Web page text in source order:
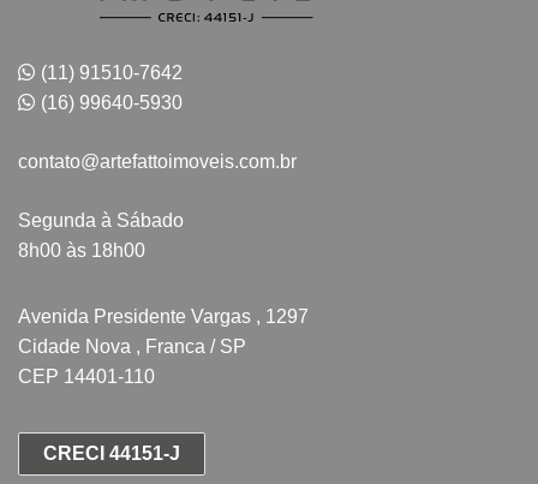
(11) 91510-7642
(16) 99640-5930
contato@artefattoimoveis.com.br
Segunda à Sábado
8h00 às 18h00
Avenida Presidente Vargas , 1297
Cidade Nova , Franca / SP
CEP 14401-110
CRECI 44151-J